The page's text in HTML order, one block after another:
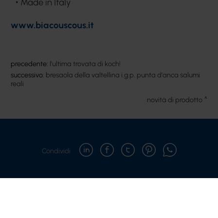
Made in Italy
www.biacouscous.it
precedente: l’ultima trovata di koch!
successivo: bresaola della valtellina i.g.p. punta d’anca salumi
reali
novità di prodotto
Condividi